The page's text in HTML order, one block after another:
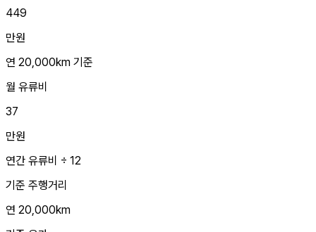
449
만원
연 20,000km 기준
월 유류비
37
만원
연간 유류비 ÷ 12
기준 주행거리
연 20,000km